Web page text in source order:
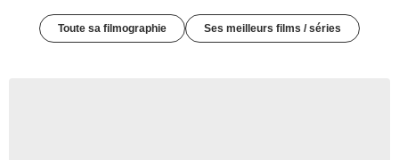
Toute sa filmographie Ses meilleurs films / séries